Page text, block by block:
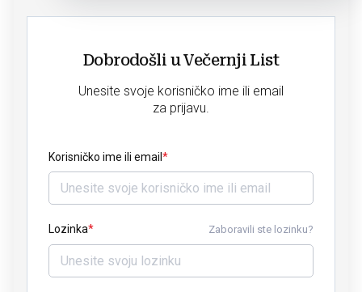
Dobrodošli u Večernji List
Unesite svoje korisničko ime ili email
za prijavu.
Korisničko ime ili email
Lozinka Zaboravili ste lozinku?